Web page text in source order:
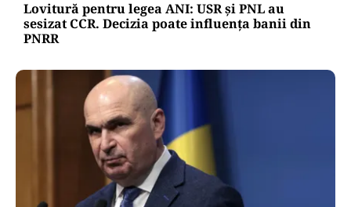
Lovitură pentru legea ANI: USR și PNL au
sesizat CCR. Decizia poate influența banii din
PNRR